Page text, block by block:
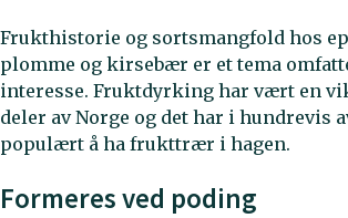
Frukthistorie og sortsmangfold hos
plomme og kirsebær er et tema
interesse. Fruktdyrking har vært en
deler av Norge og det har i hundrevis
populært å ha frukttrær i hagen.
Formeres ved poding